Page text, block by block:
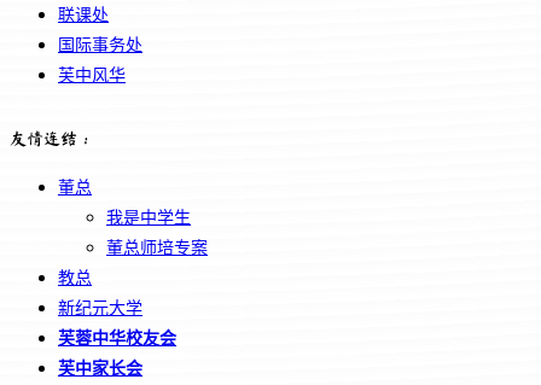
联课处
国际事务处
芙中风华
友情连结：
董总
我是中学生
董总师培专案
教总
新纪元大学
芙蓉中华校友会
芙中家长会